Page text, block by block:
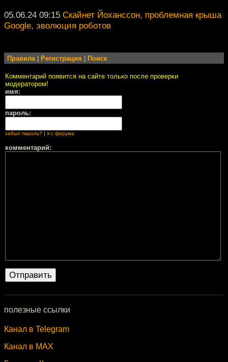
05.06.24 09:15 Скайнет Йоханссон, проблемная крыша
Google, эволюция роботов
Правила| Регистрация Поиск
Комментарий появится на сайте только после проверки
модератором!
имя:
пароль:
забыл пароль? я с форума
комментарий:
полезные ссылки
Канал в Telegram
Канал в MAX